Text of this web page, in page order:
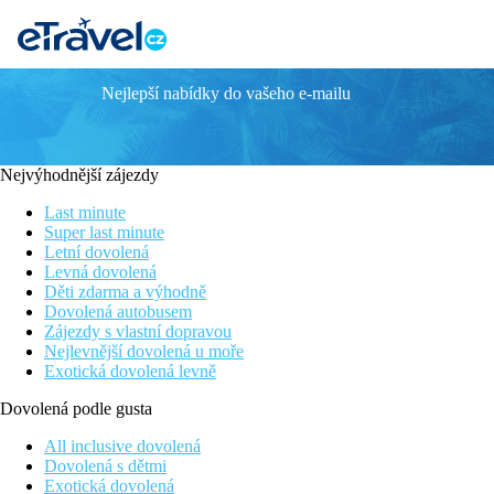
H10 Las Palmeras
Oblíbený hotel se stálou klientelou
Krásná subtropická zahrada
V blízkosti golfové hřiště
Možnost stravování formou all inclusive
Poloha
Přímo u pobřežní promenády. Centrum oblíbeného střediska
vzdáleno 17 km od hotelu.
Vybavení
519 pokojů, 10 pater, vstupní hala s recepcí, 4 výtahy,
restaurace, terasa s lehátky a slunečníky zdarma, osušky za
Pokoje
Nejlepší nabídky do vašeho e-mailu
Nejvýhodnější zájezdy
Last minute
Super last minute
Letní dovolená
Levná dovolená
Děti zdarma a výhodně
Dovolená autobusem
Zájezdy s vlastní dopravou
Nejlevnější dovolená u moře
Exotická dovolená levně
Dovolená podle gusta
All inclusive dovolená
Dovolená s dětmi
Exotická dovolená